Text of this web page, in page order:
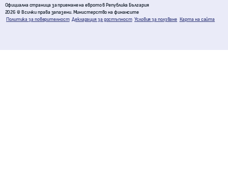
Официална страница за приемане на еврото в Република България
2026 © Всички права запазени. Министерство на финансите
Политика за поверителност Декларация за достъпност Условия за ползване Карта на сайта